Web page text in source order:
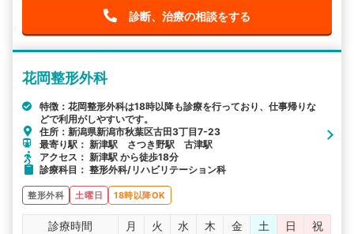
診断、治療の相談をする
花岡整形外科
特徴：花岡整形外科は18時以降も診療を行っており、仕事帰りな
どで利用がしやすいです。
住所：新潟県新潟市秋葉区古田3丁目7-23
最寄り駅： 新津駅 さつき野駅 古津駅
アクセス： 新津駅 から徒歩18分
診療科目： 整形外科/リハビリテーション科
整形外科 土曜日 18時以降OK
診療時間 月 火 水 木 金 土 日
祝